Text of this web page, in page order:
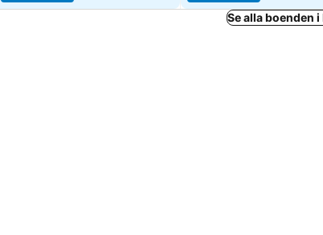
Se alla boenden